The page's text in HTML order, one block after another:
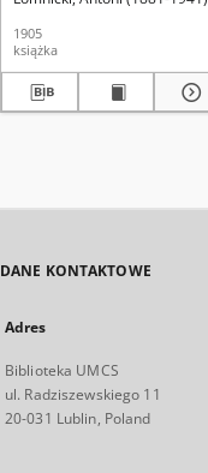
1905
książka
DANE KONTAKTOWE
Adres
Biblioteka UMCS
ul. Radziszewskiego 11
20-031 Lublin, Poland